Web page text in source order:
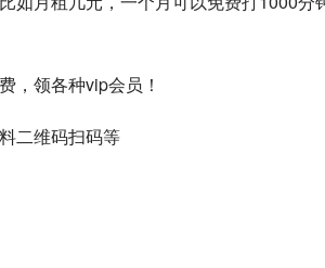
，领各种vip会员！
二维码扫码等